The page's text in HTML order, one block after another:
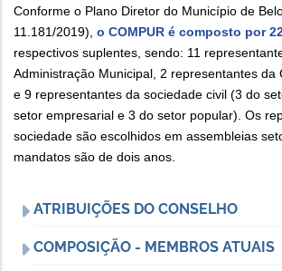
Conforme o Plano Diretor do Município de
11.181/2019), o COMPUR é composto por
respectivos suplentes, sendo: 11
Administração Municipal, 2 representantes da
e 9 representantes da sociedade civil (3 do
setor empresarial e 3 do setor popular). Os
sociedade são escolhidos em assembleias
mandatos são de dois anos.
ATRIBUIÇÕES DO CONSELHO
COMPOSIÇÃO - MEMBROS ATUAIS